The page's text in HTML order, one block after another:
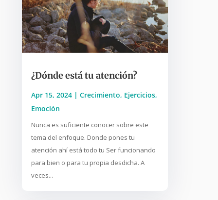
¿Dónde está tu atención?
Apr 15, 2024| Crecimiento, Ejercicios,
Emoción
Nunca es suficiente conocer sobre este
tema del enfoque. Donde pones tu
atención ahí está todo tu Ser funcionando
para bien o para tu propia desdicha. A
veces...